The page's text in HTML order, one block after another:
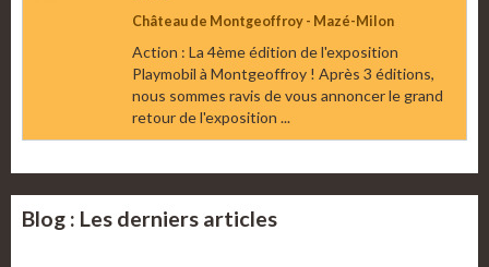
Château de Montgeoffroy - Mazé-Milon
Action : La 4ème édition de l'exposition
Playmobil à Montgeoffroy ! Après 3 éditions,
nous sommes ravis de vous annoncer le grand
retour de l'exposition ...
Blog : Les derniers articles